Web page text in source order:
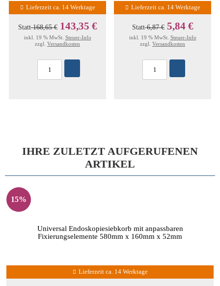
Lieferzeit ca. 14 Werktage
Statt168,65 € 143,35 €
inkl. 19 % MwSt. Steuer-Info
zzgl. Versandkosten
Lieferzeit ca. 14 Werktage
Statt6,87 € 5,84 €
inkl. 19 % MwSt. Steuer-Info
zzgl. Versandkosten
IHRE ZULETZT AUFGERUFENEN
ARTIKEL
15%
Universal Endoskopiesiebkorb mit anpassbaren
Fixierungselemente 580mm x 160mm x 52mm
Lieferzeit ca. 14 Werktage